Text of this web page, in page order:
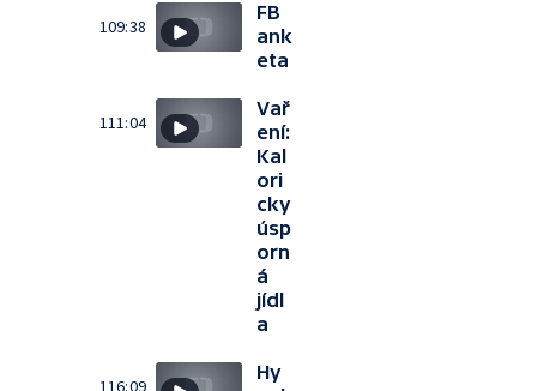
109:38
FB
ank
eta
111:04
Vař
ení:
Kal
ori
cky
úsp
orn
á
jídl
a
116:09
Hy